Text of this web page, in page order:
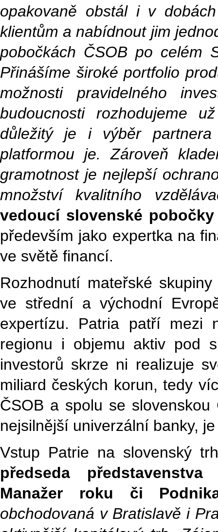
opakovaně obstál i v
klientům a nabídnout jim
pobočkách ČSOB po celém
Přinášíme široké portfolio
možnosti pravidelného
budoucnosti rozhodujeme
důležitý je i výběr
platformou je. Zároveň
gramotnost je nejlepší
množství kvalitního
vedoucí slovenské
především jako expertka na
ve světě financí.
Rozhodnutí mateřské
ve střední a východní
expertízu. Patria patří mezi
regionu i objemu aktiv pod
investorů skrze ni realizuje
miliard českých korun, tedy
ČSOB a spolu se
nejsilnější univerzální banky,
Vstup Patrie na slovenský
předseda
Manažer roku či
obchodovaná v Bratislavě i